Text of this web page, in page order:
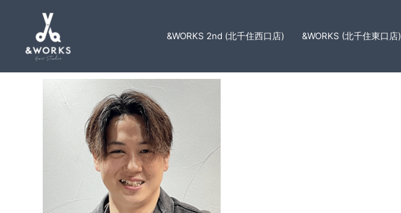
&WORKS 2nd (北千住西口店) &WORKS (北千住東口店)
staff04
コメントする